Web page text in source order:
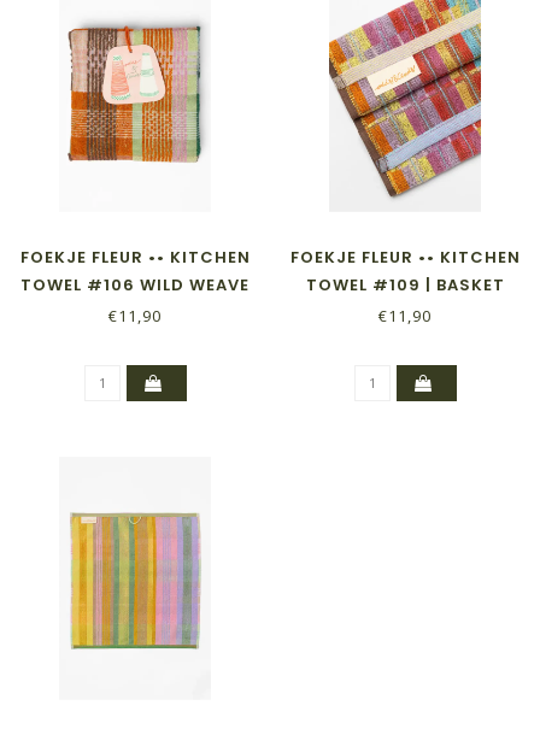
FOEKJE FLEUR •• KITCHEN
TOWEL #106 WILD WEAVE
€11,90
FOEKJE FLEUR •• KITCHEN
TOWEL #109 | BASKET
€11,90